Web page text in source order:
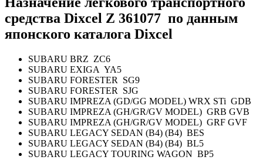
средства Dixcel Z 361077 по данным
японского каталога Dixcel
SUBARU BRZ ZC6
SUBARU EXIGA YA5
SUBARU FORESTER SG9
SUBARU FORESTER SJG
SUBARU IMPREZA (GD/GG MODEL) WRX STi GDB
SUBARU IMPREZA (GH/GR/GV MODEL) GRB GVB
SUBARU IMPREZA (GH/GR/GV MODEL) GRF GVF
SUBARU LEGACY SEDAN (B4) (B4) BES
SUBARU LEGACY SEDAN (B4) (B4) BL5
SUBARU LEGACY TOURING WAGON BP5